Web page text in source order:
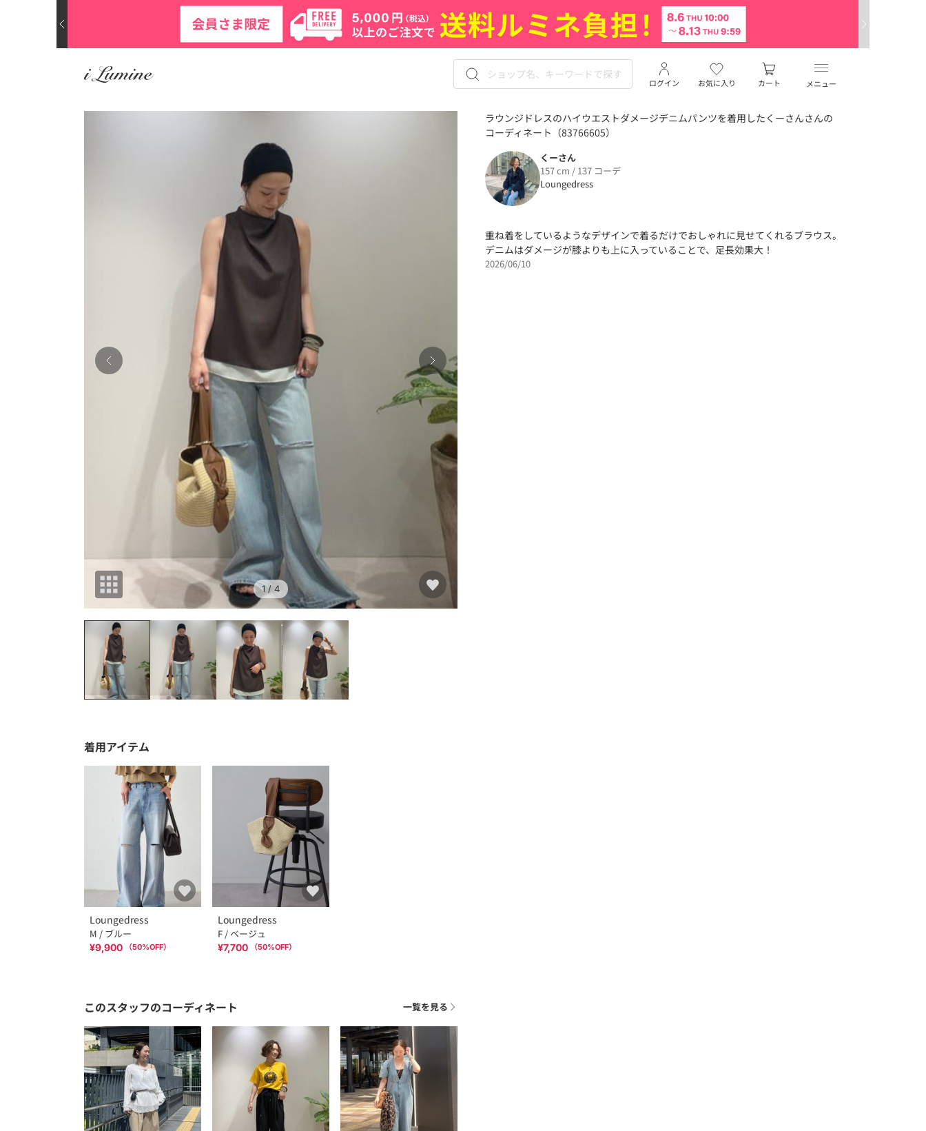
メニュー
お気に入り
ログイン カート
1/ 4
ラウンジドレスのハイウエストダメージデニムパンツを着用したくーさんさんの
コーディネート（83766605）
くーさん
157 cm / 137 コーデ
Loungedress
重ね着をしているようなデザインで着るだけでおしゃれに見せてくれるブラウス。
デニムはダメージが膝よりも上に入っていることで、足長効果大！
2026/06/10
着用アイテム
Loungedress
M / ブルー
¥9,900 （50%OFF）
Loungedress
F / ベージュ
¥7,700 （50%OFF）
このスタッフのコーディネート 一覧を見る